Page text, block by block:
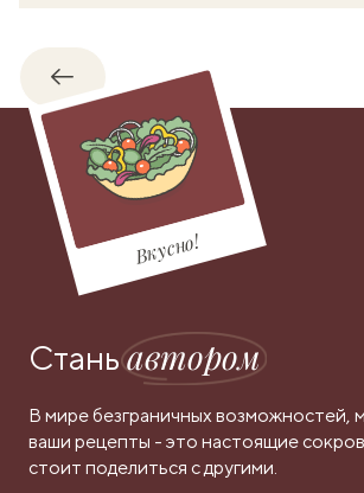
Обратно
Вкусно!
Станьавтором
В мире безграничных возможностей,
ваши рецепты - это настоящие
стоит поделиться с другими.